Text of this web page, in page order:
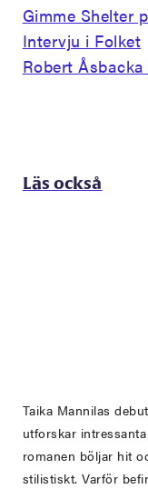
Gimme Shelter
Intervju i Folket
Robert
Läs också
Taika Mannilas
utforskar
romanen böljar hit
stilistiskt. Varför